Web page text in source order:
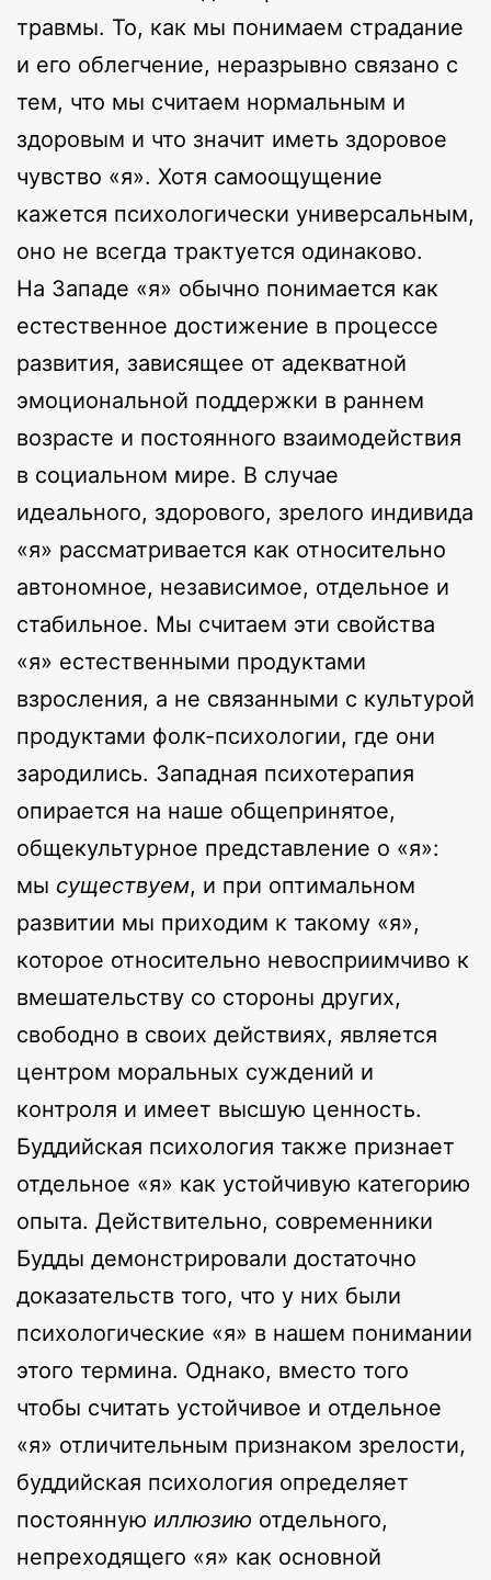
травмы. То, как мы понимаем страдание
и его облегчение, неразрывно связано с
тем, что мы считаем нормальным и
здоровым и что значит иметь здоровое
чувство «я». Хотя самоощущение
кажется психологически универсальным,
оно не всегда трактуется одинаково.
На Западе «я» обычно понимается как
естественное достижение в процессе
развития, зависящее от адекватной
эмоциональной поддержки в раннем
возрасте и постоянного взаимодействия
в социальном мире. В случае
идеального, здорового, зрелого индивида
«я» рассматривается как относительно
автономное, независимое, отдельное и
стабильное. Мы считаем эти свойства
«я» естественными продуктами
взросления, а не связанными с культурой
продуктами фолк-психологии, где они
зародились. Западная психотерапия
опирается на наше общепринятое,
общекультурное представление о «я»:
мы существуем, и при оптимальном
развитии мы приходим к такому «я»,
которое относительно невосприимчиво к
вмешательству со стороны других,
свободно в своих действиях, является
центром моральных суждений и
контроля и имеет высшую ценность.
Буддийская психология также признает
отдельное «я» как устойчивую категорию
опыта. Действительно, современники
Будды демонстрировали достаточно
доказательств того, что у них были
психологические «я» в нашем понимании
этого термина. Однако, вместо того
чтобы считать устойчивое и отдельное
«я» отличительным признаком зрелости,
буддийская психология определяет
постоянную иллюзию отдельного,
непреходящего «я» как основной